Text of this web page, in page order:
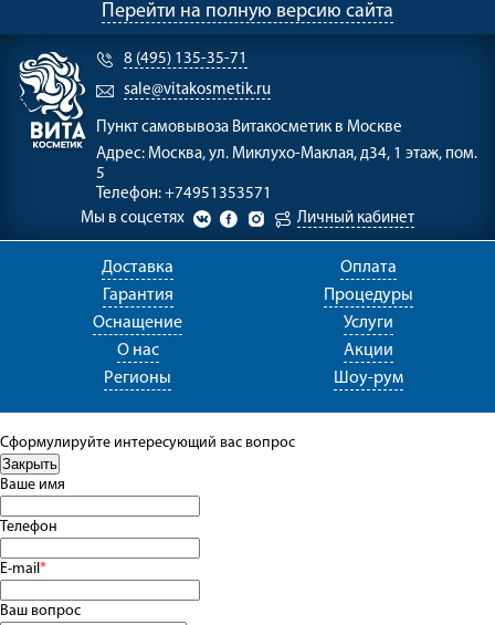
Перейти на полную версию сайта
8 (495) 135-35-71
sale@vitakosmetik.ru
Пункт самовывоза Витакосметик в Москве
Адрес: Москва, ул. Миклухо-Маклая, д34, 1 этаж, пом.
5
Телефон: +74951353571
Мы в соцсетях
Личный кабинет
Доставка
Оплата
Гарантия
Процедуры
Оснащение
Услуги
О нас
Акции
Регионы
Шоу-рум
Сформулируйте интересующий вас вопрос
Ваше имя
Телефон
E-mail*
Ваш вопрос